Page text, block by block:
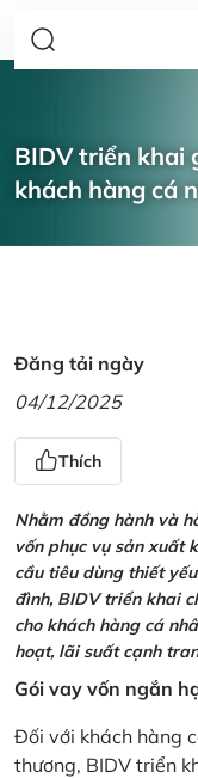
BIDV triển khai
khách hàng cá
Đăng tải ngày
04/12/2025
Thích
Nhằm đồng hành và
vốn phục vụ sản xuất
cầu tiêu dùng thiết
đình, BIDV triển khai
cho khách hàng cá
hoạt, lãi suất cạnh
Gói vay vốn ngắn
Đối với khách hàng
thương, BIDV triển